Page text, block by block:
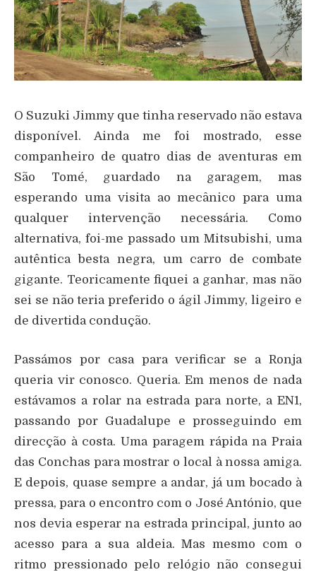
O Suzuki Jimmy que tinha reservado não estava
disponível. Ainda me foi mostrado, esse
companheiro de quatro dias de aventuras em
São Tomé, guardado na garagem, mas
esperando uma visita ao mecânico para uma
qualquer intervenção necessária. Como
alternativa, foi-me passado um Mitsubishi, uma
autêntica besta negra, um carro de combate
gigante. Teoricamente fiquei a ganhar, mas não
sei se não teria preferido o ágil Jimmy, ligeiro e
de divertida condução.
Passámos por casa para verificar se a Ronja
queria vir conosco. Queria. Em menos de nada
estávamos a rolar na estrada para norte, a EN1,
passando por Guadalupe e prosseguindo em
direcção à costa. Uma paragem rápida na Praia
das Conchas para mostrar o local à nossa amiga.
E depois, quase sempre a andar, já um bocado à
pressa, para o encontro com o José António, que
nos devia esperar na estrada principal, junto ao
acesso para a sua aldeia. Mas mesmo com o
ritmo pressionado pelo relógio não consegui